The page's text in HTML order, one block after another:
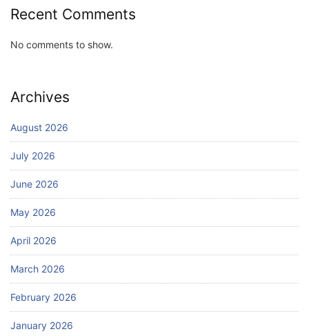
Recent Comments
No comments to show.
Archives
August 2026
July 2026
June 2026
May 2026
April 2026
March 2026
February 2026
January 2026